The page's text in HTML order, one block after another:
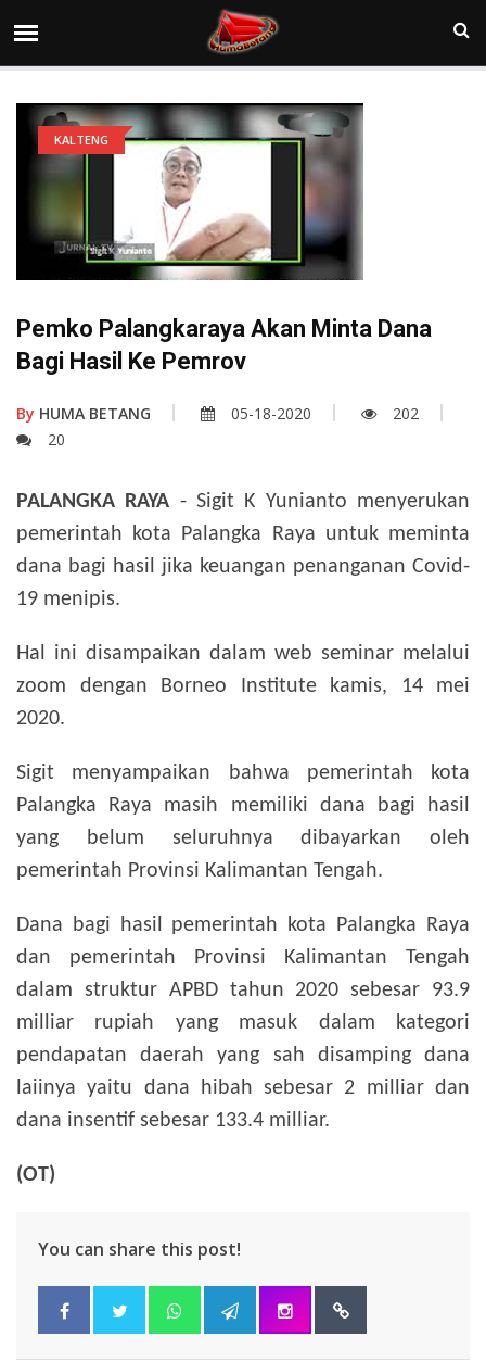
KALTENG
Pemko Palangkaraya Akan Minta Dana
Bagi Hasil Ke Pemrov
By HUMA BETANG 05-18-2020
202
20
PALANGKA RAYA - Sigit K Yunianto menyerukan
pemerintah kota Palangka Raya untuk meminta
dana bagi hasil jika keuangan penanganan Covid-
19 menipis.
Hal ini disampaikan dalam web seminar melalui
zoom dengan Borneo Institute kamis, 14 mei
2020.
Sigit menyampaikan bahwa pemerintah kota
Palangka Raya masih memiliki dana bagi hasil
yang belum seluruhnya dibayarkan oleh
pemerintah Provinsi Kalimantan Tengah.
Dana bagi hasil pemerintah kota Palangka Raya
dan pemerintah Provinsi Kalimantan Tengah
dalam struktur APBD tahun 2020 sebesar 93.9
milliar rupiah yang masuk dalam kategori
pendapatan daerah yang sah disamping dana
laiinya yaitu dana hibah sebesar 2 milliar dan
dana insentif sebesar 133.4 milliar.
(OT)
You can share this post!